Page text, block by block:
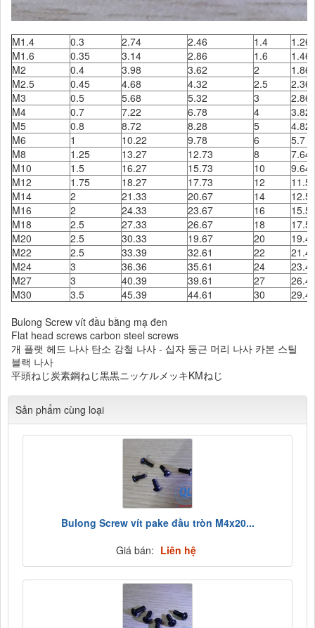
M1.4 0.3 2.74 2.46 1.4
1.26
M1.6
0.35 3.14 2.86 1.6
1.46
M2
0.4 3.98 3.62 2
1.86
M2.5
0.45 4.68 4.32 2.5
2.36
M3
0.5 5.68 5.32 3
2.86
M4
0.7 7.22 6.78 4
3.82
M5
0.8 8.72 8.28 5
4.82
M6
1 10.22 9.78 6
5.7
M8
1.25 13.27 12.73 8
7.64
M10
1.5 16.27 15.73 10
9.64
M12
1.75 18.27 17.73 12
M14
2 21.33 20.67 14
M16
2 24.33 23.67 16
M18
2.5 27.33 26.67 18
M20
2.5 30.33 19.67 20
M22
2.5 33.39 32.61 22
M24
3 36.36 35.61 24
M27
3 40.39 39.61 27
M30
3.5 45.39 44.61 30
Bulong Screw vít đầu bằng mạ đen
Flat head screws carbon steel screws
개 플랫 헤드 나사 탄소 강철 나사 - 십자 둥근 머리 나사 카본 스틸
블랙 나사
平頭ねじ炭素鋼ねじ黒黒ニッケルメッキKMねじ
Sản phẩm cùng loại
Bulong Screw vít pake đầu tròn M4x20...
Giá bán: Liên hệ